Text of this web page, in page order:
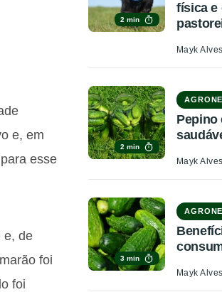
e, em
esse
e, de
foi
foi
2 min
física e
Mayk Alves
2 min
Pepino
Mayk Alves
3 min
Mayk Alves